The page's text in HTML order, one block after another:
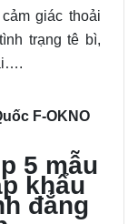
giác thoải
trạng tê bì,
F-OKNO